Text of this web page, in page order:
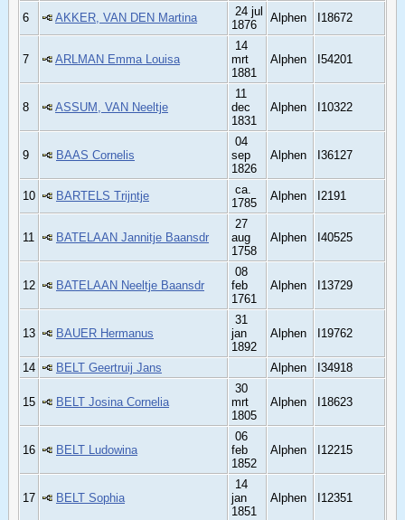
6 AKKER, VAN DEN Martina
24 jul
1876
Alphen I18672
7 ARLMAN Emma Louisa
14
mrt
1881
Alphen I54201
8 ASSUM, VAN Neeltje
11
dec
1831
Alphen I10322
9 BAAS Cornelis
04
sep
1826
Alphen I36127
10 BARTELS Trijntje
ca.
1785
Alphen I2191
11 BATELAAN Jannitje Baansdr
27
aug
1758
Alphen I40525
12 BATELAAN Neeltje Baansdr
08
feb
1761
Alphen I13729
13 BAUER Hermanus
31
jan
1892
Alphen I19762
14 BELT Geertruij Jans Alphen I34918
15 BELT Josina Cornelia
30
mrt
1805
Alphen I18623
16 BELT Ludowina
06
feb
1852
Alphen I12215
17 BELT Sophia
14
jan
1851
Alphen I12351